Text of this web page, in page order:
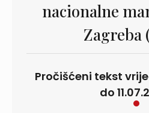
nacionalne
Zagreba
Pročišćeni tekst
do